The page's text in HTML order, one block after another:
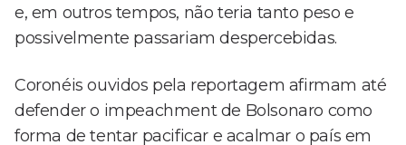
e, em outros tempos, não teria tanto peso e
possivelmente passariam despercebidas.
Coronéis ouvidos pela reportagem afirmam até
defender o impeachment de Bolsonaro como
forma de tentar pacificar e acalmar o país em